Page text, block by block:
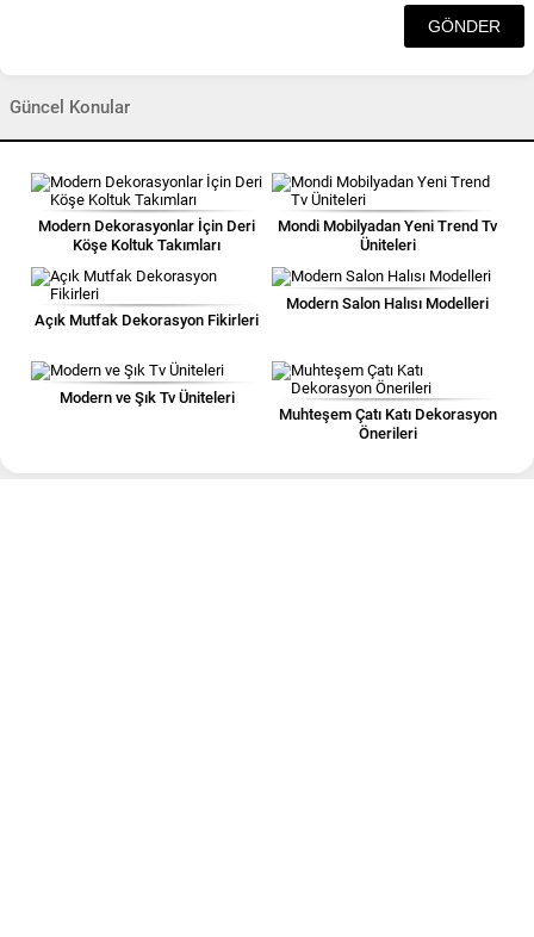
Güncel Konular
Modern Dekorasyonlar İçin Deri
Köşe Koltuk Takımları
Mondi Mobilyadan Yeni Trend Tv
Üniteleri
Açık Mutfak Dekorasyon Fikirleri
Modern Salon Halısı Modelleri
Modern ve Şık Tv Üniteleri
Muhteşem Çatı Katı Dekorasyon
Önerileri